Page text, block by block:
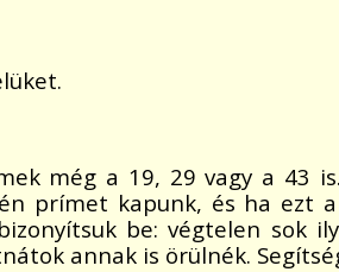
még a 19, 29 vagy a 43
prímet kapunk, és ha ezt
be: végtelen sok
annak is örülnék.